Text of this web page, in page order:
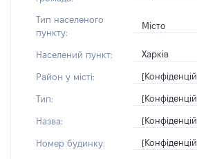
Тип населеного
пункту:
Місто
Населений пункт: Харків
Район у місті:
Тип:
Назва:
Номер будинку: